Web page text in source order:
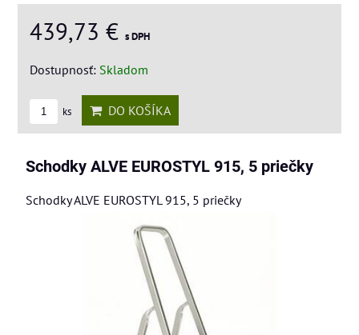
439,73 € s DPH
Dostupnosť: Skladom
ks DO KOŠÍKA
Schodky ALVE EUROSTYL 915, 5 priečky
Schodky ALVE EUROSTYL 915, 5 priečky